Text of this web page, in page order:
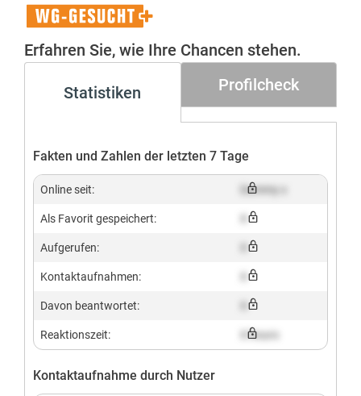
WG-
Gesucht+
Erfahren Sie, wie Ihre Chancen stehen.
Statistiken Profilcheck
Fakten und Zahlen der letzten 7 Tage
Online seit: Dummy x
Als Favorit gespeichert:
Aufgerufen:
Kontaktaufnahmen:
Davon beantwortet:
Reaktionszeit: X hours
Kontaktaufnahme durch Nutzer